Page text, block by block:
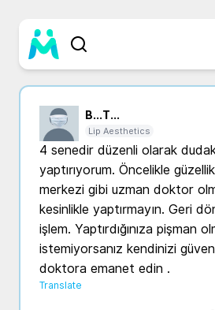
B...T...
Lip Aesthetics
4 senedir düzenli olarak
yaptırıyorum. Öncelikle
merkezi gibi uzman doktor
kesinlikle yaptırmayın. Geri
işlem. Yaptırdığınıza pişman
istemiyorsanız kendinizi
doktora emanet edin .
Translate